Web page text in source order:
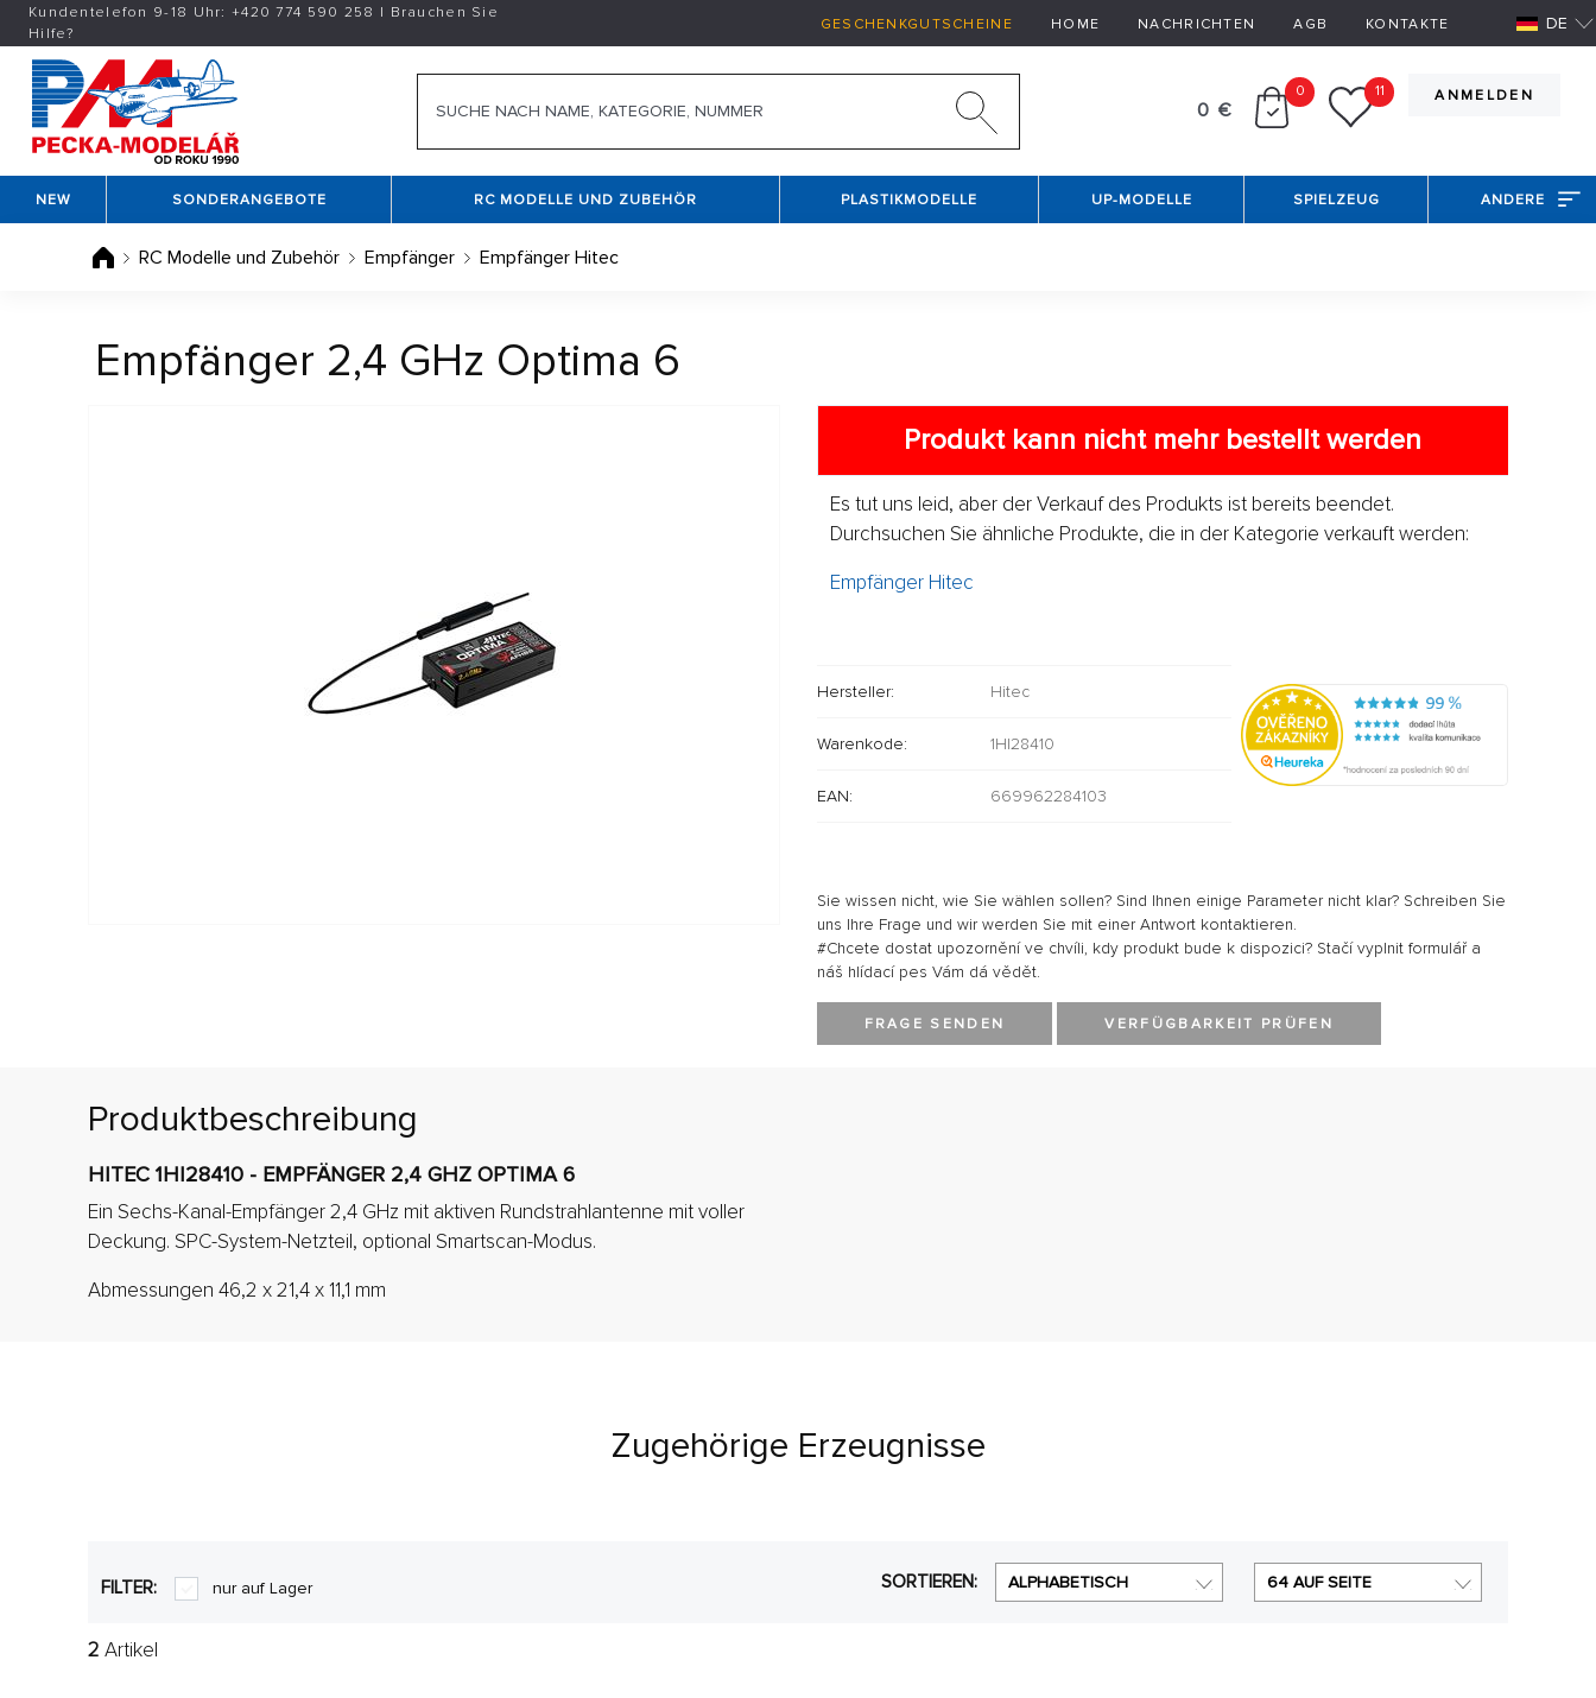
Kundentelefon 9-18 Uhr: +420774 590 258 | Brauchen Sie
Hilfe?
GESCHENKGUTSCHEINE HOME NACHRICHTEN AGB KONTAKTE DE
ANMELDEN
0 €
0 11
NEW SONDERANGEBOTE RC MODELLE UND ZUBEHÖR PLASTIKMODELLE UP-MODELLE SPIELZEUG ANDERE
RC Modelle und Zubehör Empfänger Empfänger Hitec
Empfänger 2,4 GHz Optima 6
Produkt kann nicht mehr bestellt werden
Es tut uns leid, aber der Verkauf des Produkts ist bereits beendet.
Durchsuchen Sie ähnliche Produkte, die in der Kategorie verkauft werden:
Empfänger Hitec
Hersteller: Hitec
Warenkode: 1HI28410
EAN: 669962284103
Sie wissen nicht, wie Sie wählen sollen? Sind Ihnen einige Parameter nicht klar? Schreiben Sie
uns Ihre Frage und wir werden Sie mit einer Antwort kontaktieren.
#Chcete dostat upozornění ve chvíli, kdy produkt bude k dispozici? Stačí vyplnit formulář a
náš hlídací pes Vám dá vědět.
FRAGE SENDEN VERFÜGBARKEIT PRÜFEN
Produktbeschreibung
HITEC 1HI28410 - EMPFÄNGER 2,4 GHZ OPTIMA 6
Ein Sechs-Kanal-Empfänger 2,4 GHz mit aktiven Rundstrahlantenne mit voller
Deckung. SPC-System-Netzteil, optional Smartscan-Modus.
Abmessungen 46,2 x 21,4 x 11,1 mm
Zugehörige Erzeugnisse
FILTER: nur auf Lager SORTIEREN: ALPHABETISCH 64 AUF SEITE
2 Artikel